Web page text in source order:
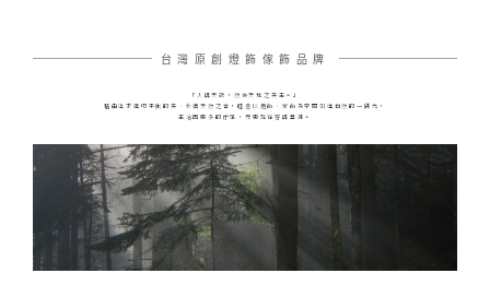
台灣原創燈飾傢飾品牌
「人與天調，然後天地之美生。」
藉由追求適切平衡的美、永續天然之善，睦叁以燈飾、家飾為空間引進自然的一隅光，
生活因更多的佇足，而更加從容與豐滿。